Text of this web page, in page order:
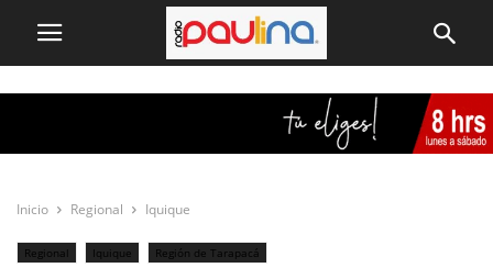
Inicio Regional Iquique
Regional Iquique Región de Tarapacá